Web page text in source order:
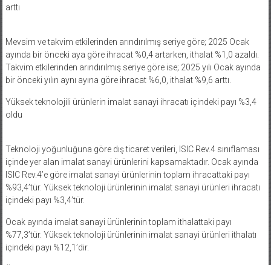
arttı
Mevsim ve takvim etkilerinden arındırılmış seriye göre; 2025 Ocak
ayında bir önceki aya göre ihracat %0,4 artarken, ithalat %1,0 azaldı.
Takvim etkilerinden arındırılmış seriye göre ise; 2025 yılı Ocak ayında
bir önceki yılın aynı ayına göre ihracat %6,0, ithalat %9,6 arttı.
Yüksek teknolojili ürünlerin imalat sanayi ihracatı içindeki payı %3,4
oldu
Teknoloji yoğunluğuna göre dış ticaret verileri, ISIC Rev.4 sınıflaması
içinde yer alan imalat sanayi ürünlerini kapsamaktadır. Ocak ayında
ISIC Rev.4’e göre imalat sanayi ürünlerinin toplam ihracattaki payı
%93,4’tür. Yüksek teknoloji ürünlerinin imalat sanayi ürünleri ihracatı
içindeki payı %3,4’tür.
Ocak ayında imalat sanayi ürünlerinin toplam ithalattaki payı
%77,3’tür. Yüksek teknoloji ürünlerinin imalat sanayi ürünleri ithalatı
içindeki payı %12,1’dir.